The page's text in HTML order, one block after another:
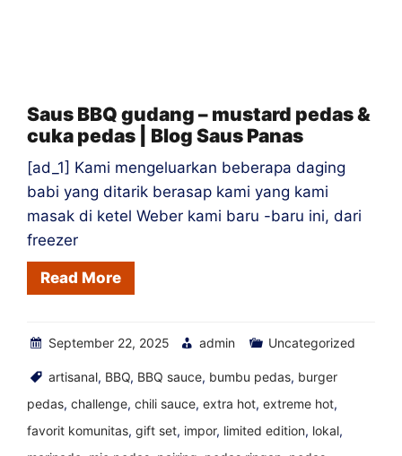
|
Blog
Saus
Review
Restaurant
Saus BBQ gudang – mustard pedas &
cuka pedas | Blog Saus Panas
[ad_1] Kami mengeluarkan beberapa daging
babi yang ditarik berasap kami yang kami
masak di ketel Weber kami baru -baru ini, dari
freezer
Read More
September 22, 2025 admin Uncategorized
artisanal, BBQ, BBQ sauce, bumbu pedas, burger
pedas, challenge, chili sauce, extra hot, extreme hot,
favorit komunitas, gift set, impor, limited edition, lokal,